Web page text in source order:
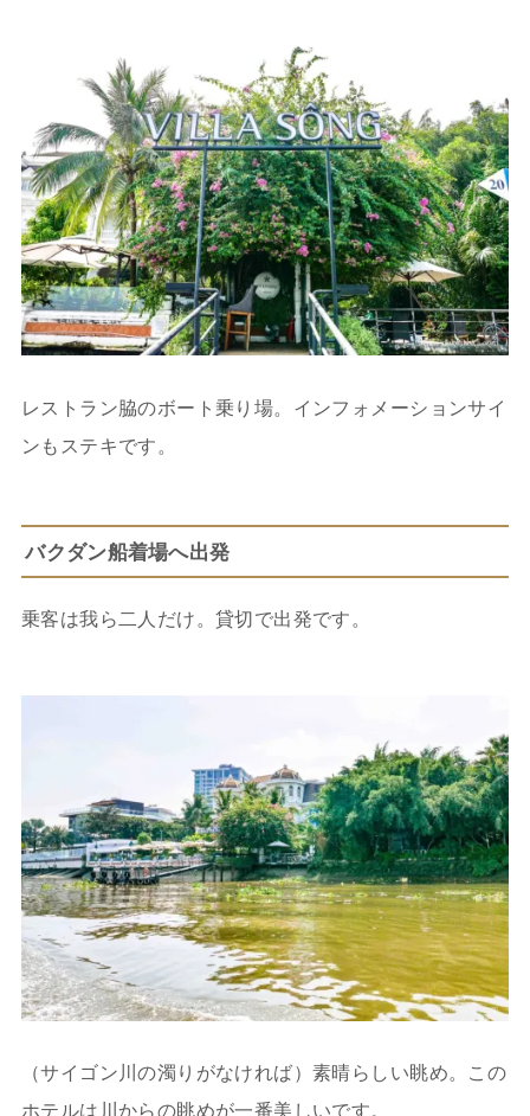
レストラン脇のボート乗り場。インフォメーションサイ
ンもステキです。
バクダン船着場へ出発
乗客は我ら二人だけ。貸切で出発です。
（サイゴン川の濁りがなければ）素晴らしい眺め。この
ホテルは川からの眺めが一番美しいです。